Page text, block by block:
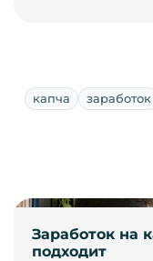
капча заработок
Заработок на
подходит